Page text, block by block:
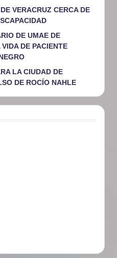
VERACRUZ CERCA DE
DE UMAE DE
DE PACIENTE
LA CIUDAD DE
DE ROCÍO NAHLE